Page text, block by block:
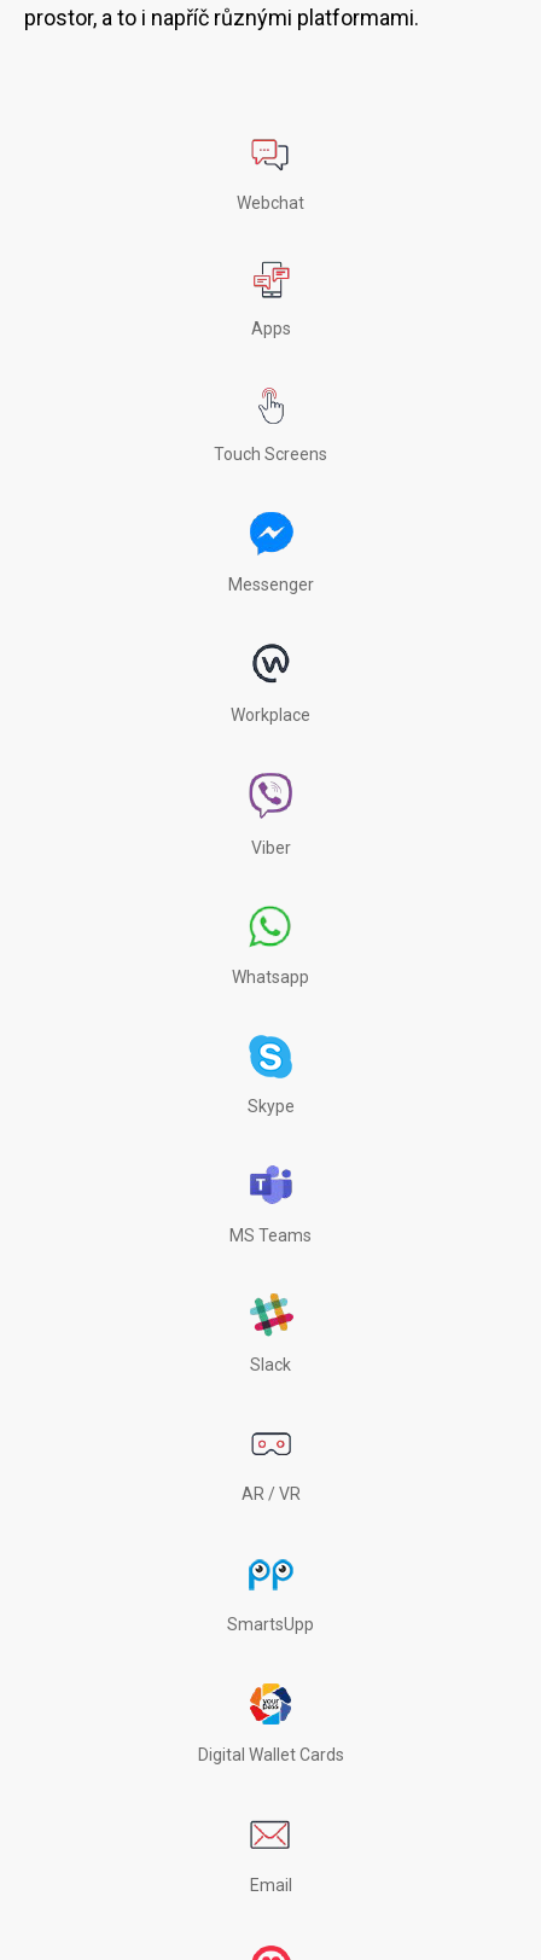
prostor, a to i napříč různými platformami.
Webchat
Apps
Touch Screens
Messenger
Workplace
Viber
Whatsapp
Skype
MS Teams
Slack
AR / VR
SmartsUpp
Digital Wallet Cards
Email